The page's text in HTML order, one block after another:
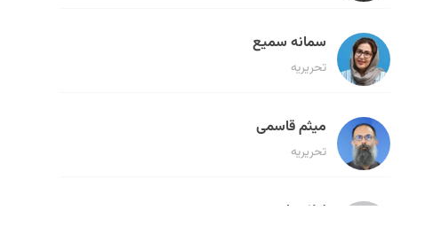
سمانه سمیع
تحریریه
میثم قاسمی
تحریریه
لیلا حنارود